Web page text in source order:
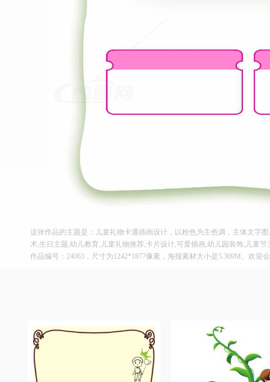
这张作品的主题是：儿童礼物卡通插画设计，以粉色为主色调，主体文字
术,生日主题,幼儿教育,儿童礼物推荐,卡片设计,可爱插画,幼儿园装饰,儿童节
作品编号：24063，尺寸为1242*1877像素，海报素材大小是5.369M。欢迎